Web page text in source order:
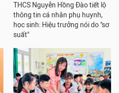
THCS Nguyễn Hồng Đào tiết lộ
thông tin cá nhân phụ huynh,
học sinh: Hiệu trưởng nói do "sơ
suất"